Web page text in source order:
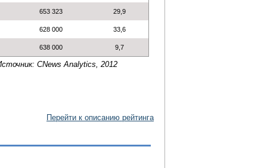
653 323 29,9
628 000 33,6
638 000 9,7
CNews Analytics, 2012
Перейти к описанию рейтинга